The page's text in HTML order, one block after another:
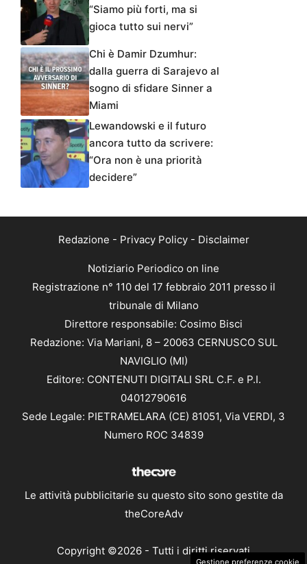
“Siamo più forti, ma si
gioca tutto sui nervi”
Chi è Damir Dzumhur:
dalla guerra di Sarajevo al
sogno di sfidare Sinner a
Miami
Lewandowski e il futuro
ancora tutto da scrivere:
“Ora non è una priorità
decidere”
Redazione - Privacy Policy- Disclaimer
Notiziario Periodico on line
Registrazione n° 110 del 17 febbraio 2011 presso il
tribunale di Milano
Direttore responsabile: Cosimo Bisci
Redazione: Via Mariani, 8 – 20063 CERNUSCO SUL
NAVIGLIO (MI)
Editore: CONTENUTI DIGITALI SRL C.F. e P.I.
04012790616
Sede Legale: PIETRAMELARA (CE) 81051, Via VERDI, 3
Numero ROC 34839
Le attività pubblicitarie su questo sito sono gestite da
theCoreAdv
Copyright ©2026 - Tutti i diritti riservati
Gestione preferenze cookie